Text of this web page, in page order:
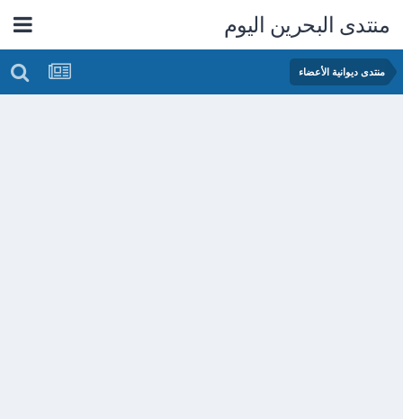
منتدى البحرين اليوم
منتدى ديوانية الأعضاء